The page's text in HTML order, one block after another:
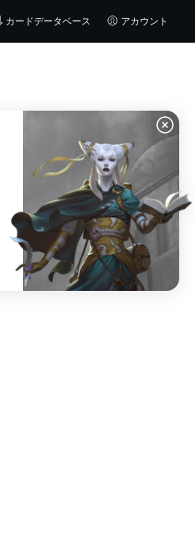
カードデータベース アカウント